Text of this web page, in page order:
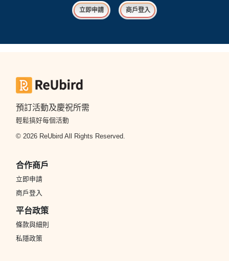
立即申請 商戶登入
預訂活動及慶祝所需
輕鬆搞好每個活動
© 2026 ReUbird All Rights Reserved.
合作商戶
立即申請
商戶登入
平台政策
條款與細則
私隱政策